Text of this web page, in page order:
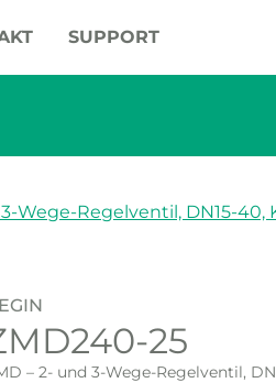
SUPPORT
Wege-Regelventil, DN15-40,
Version des Bildes.
große25
– 2- und 3-Wege-Regelventil,